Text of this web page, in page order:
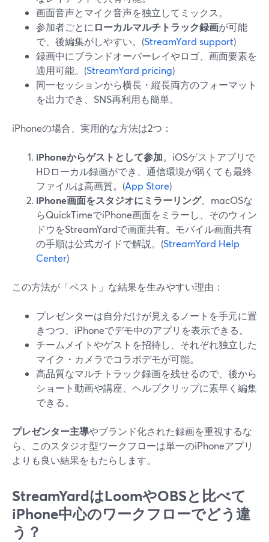
画面音声とマイク音声を独立してミックス。
参加者ごとに ローカルマルチトラック録画が可能
で、後編集がしやすい。(StreamYard support)
録画中にブランドオーバーレイやロゴ、画面要素を
適用可能。(StreamYard pricing)
同一セッションから横長・縦長両方のフォーマット
を出力でき、SNS再利用も簡単。
iPhoneの場合、実用的な方法は2つ：
iPhoneからゲストとして参加。iOSゲストアプリで
HDローカル録画ができ、通信環境が弱くても最終
ファイルは高画質。(App Store)
iPhone画面をスタジオにミラーリング。macOSな
らQuickTimeでiPhone画面をミラーし、そのウィン
ドウをStreamYardで画面共有。モバイル画面共有
の手順は公式ガイドで解説。(StreamYard Help
Center)
この方法が「ベスト」な結果を生みやすい理由：
プレゼンターは自分だけが見えるノートを手元に置
きつつ、iPhoneでデモ中のアプリを表示できる。
チームメイトやゲストを招待し、それぞれ独立した
マイク・カメラでコラボデモが可能。
高品質なマルチトラック録画を残せるので、後から
ショート動画や講座、ヘルプクリップに素早く編集
できる。
プレゼンター主導やブランド化された録画を重視するな
ら、このスタジオ型ワークフローは単一のiPhoneアプリ
よりも良い結果をもたらします。
StreamYardはLoomやOBSと比べて
iPhone中心のワークフローでどう違
う？